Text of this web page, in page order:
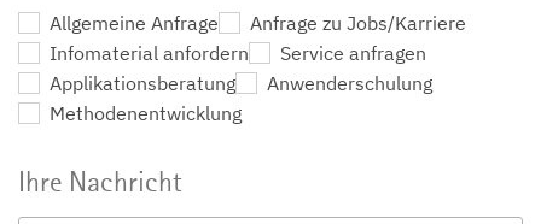
Allgemeine Anfrage
Anfrage zu Jobs/Karriere
Infomaterial anfordern
Service anfragen
Applikationsberatung
Anwenderschulung
Methodenentwicklung
Ihre Nachricht